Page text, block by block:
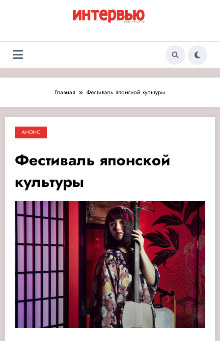
Журнал «Интервью:
Люди и события»
Люди и события
Главная Фестиваль японской культуры
АНОНС
Фестиваль японской
культуры